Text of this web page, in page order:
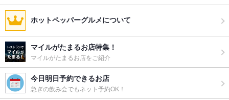
ホットペッパーグルメについて
マイルがたまるお店特集！
マイルがたまるお店をご紹介
今日明日予約できるお店
急ぎの飲み会でもネット予約OK！